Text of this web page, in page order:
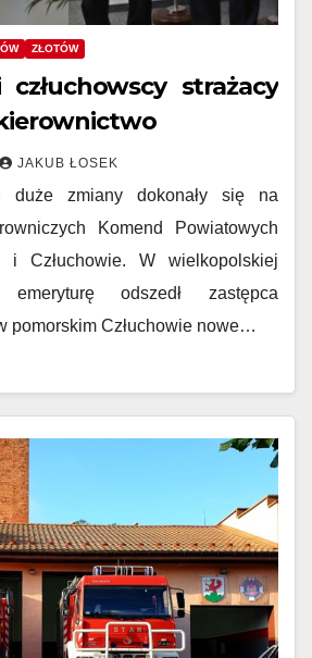
ZŁOTÓW
człuchowscy strażacy
JAKUB ŁOSEK
duże zmiany dokonały się na
Komend Powiatowych
i Człuchowie. W wielkopolskiej
odszedł zastępca
pomorskim Człuchowie nowe…